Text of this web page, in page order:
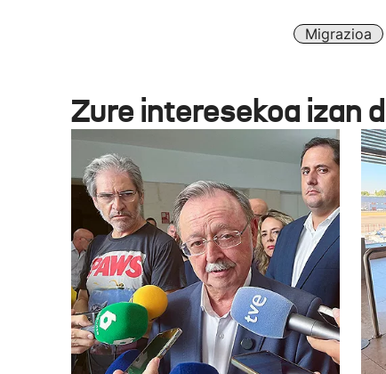
Migrazioa
Zure interesekoa izan